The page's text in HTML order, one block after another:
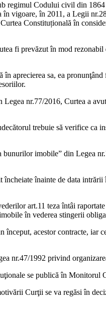
regimul Codului civil din
vigoare, în 2011, a Legii
Constituțională în
fi prevăzut în mod
aprecierea sa, ea
nr.77/2016, Curtea a
trebuie să verifice ca
imobile” din Legea
încheiate înainte de data
art.11 teza întâi
în vederea stingerii
acestor contracte, iar
nr.47/1992 privind
se publică în Monitorul
Curţii se va regăsi în